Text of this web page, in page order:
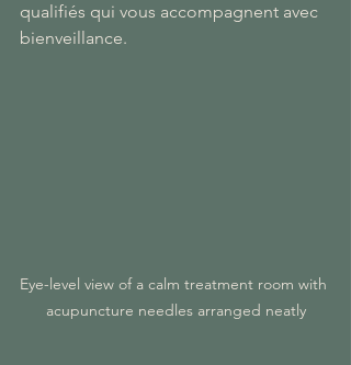
qualifiés qui vous accompagnent avec
bienveillance.
Eye-level view of a calm treatment room with
acupuncture needles arranged neatly